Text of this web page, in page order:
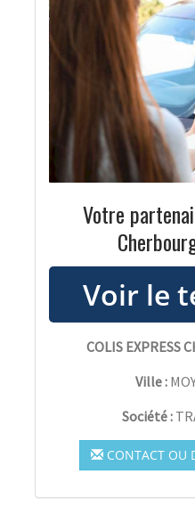
Votre
COLIS EXPRESS
Ville :
Société :
CONTACT OU